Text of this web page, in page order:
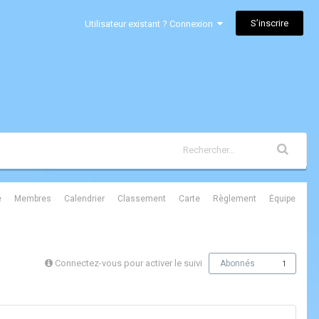
Utilisateur existant ? Connexion S’inscrire
Membres Calendrier Classement Carte Règlement Équipe
Connectez-vous pour activer le suivi Abonnés 1